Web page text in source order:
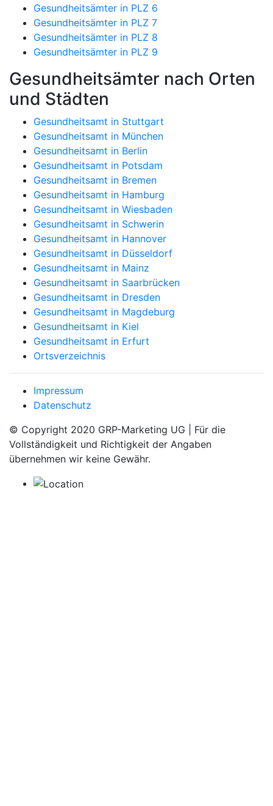
Gesundheitsämter in PLZ 6
Gesundheitsämter in PLZ 7
Gesundheitsämter in PLZ 8
Gesundheitsämter in PLZ 9
Gesundheitsämter nach Orten
und Städten
Gesundheitsamt in Stuttgart
Gesundheitsamt in München
Gesundheitsamt in Berlin
Gesundheitsamt in Potsdam
Gesundheitsamt in Bremen
Gesundheitsamt in Hamburg
Gesundheitsamt in Wiesbaden
Gesundheitsamt in Schwerin
Gesundheitsamt in Hannover
Gesundheitsamt in Düsseldorf
Gesundheitsamt in Mainz
Gesundheitsamt in Saarbrücken
Gesundheitsamt in Dresden
Gesundheitsamt in Magdeburg
Gesundheitsamt in Kiel
Gesundheitsamt in Erfurt
Ortsverzeichnis
Impressum
Datenschutz
© Copyright 2020 GRP-Marketing UG | Für die
Vollständigkeit und Richtigkeit der Angaben
übernehmen wir keine Gewähr.